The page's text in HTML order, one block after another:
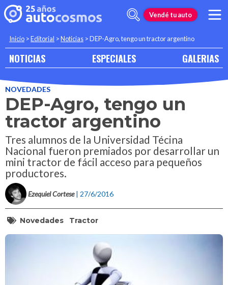
Vendé tu auto
Inicio >Editorial >Noticias >DEP-Agro, tengo un tractor argentino
NOTICIAS ESPECIALES GALERIAS
NOVEDADES
DEP-Agro, tengo un
tractor argentino
Tres alumnos de la Universidad Técina
Nacional fueron premiados por desarrollar un
mini tractor de fácil acceso para pequeños
productores.
Ezequiel Cortese | 27/6/2016
Novedades Tractor